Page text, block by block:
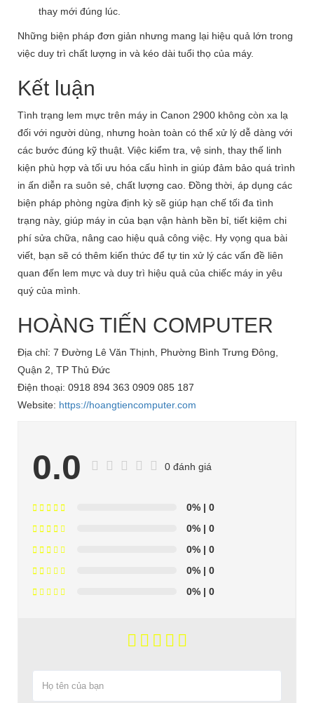
thay mới đúng lúc.
Những biện pháp đơn giản nhưng mang lại hiệu quả lớn trong
việc duy trì chất lượng in và kéo dài tuổi thọ của máy.
Kết luận
Tình trạng lem mực trên máy in Canon 2900 không còn xa lạ
đối với người dùng, nhưng hoàn toàn có thể xử lý dễ dàng với
các bước đúng kỹ thuật. Việc kiểm tra, vệ sinh, thay thế linh
kiện phù hợp và tối ưu hóa cấu hình in giúp đảm bảo quá trình
in ấn diễn ra suôn sẻ, chất lượng cao. Đồng thời, áp dụng các
biện pháp phòng ngừa định kỳ sẽ giúp hạn chế tối đa tình
trạng này, giúp máy in của bạn vận hành bền bỉ, tiết kiệm chi
phí sửa chữa, nâng cao hiệu quả công việc. Hy vọng qua bài
viết, bạn sẽ có thêm kiến thức để tự tin xử lý các vấn đề liên
quan đến lem mực và duy trì hiệu quả của chiếc máy in yêu
quý của mình.
HOÀNG TIẾN COMPUTER
Địa chỉ: 7 Đường Lê Văn Thịnh, Phường Bình Trưng Đông,
Quận 2, TP Thủ Đức
Điện thoại: 0918 894 363 0909 085 187
Website: https://hoangtiencomputer.com
0.0 0 đánh giá
0% | 0
0% | 0
0% | 0
0% | 0
0% | 0